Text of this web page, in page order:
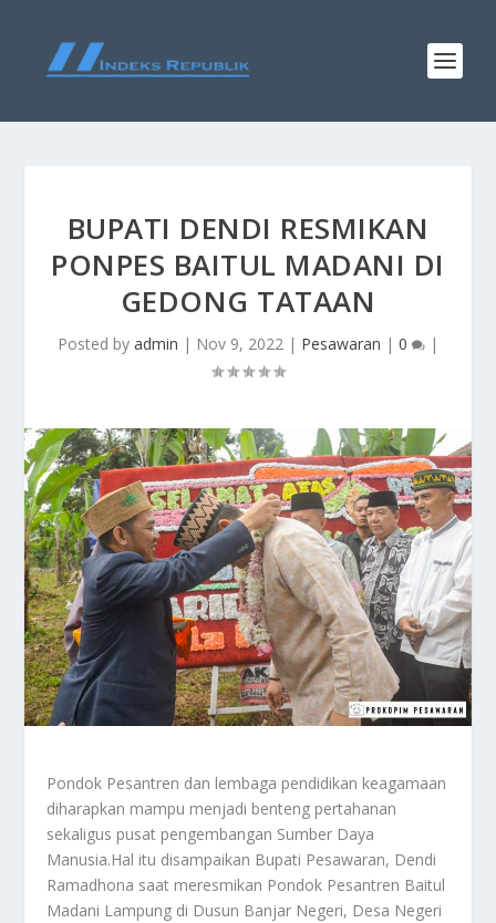
BUPATI DENDI RESMIKAN
PONPES BAITUL MADANI DI
GEDONG TATAAN
Posted by admin | Nov 9, 2022 | Pesawaran | 0 |
Pondok Pesantren dan lembaga pendidikan keagamaan
diharapkan mampu menjadi benteng pertahanan
sekaligus pusat pengembangan Sumber Daya
Manusia.Hal itu disampaikan Bupati Pesawaran, Dendi
Ramadhona saat meresmikan Pondok Pesantren Baitul
Madani Lampung di Dusun Banjar Negeri, Desa Negeri